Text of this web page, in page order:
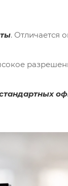
. Отличается